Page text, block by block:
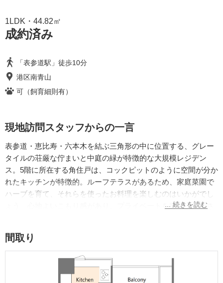
1LDK・44.82㎡
成約済み
「表参道駅」徒歩10分
港区南青山
可（飼育細則有）
現地訪問スタッフからの一言
表参道・恵比寿・六本木を結ぶ三角形の中に位置する、グレー
タイルの荘厳な佇まいと中庭の緑が特徴的な大規模レジデン
ス。5階に所在する角住戸は、コックピットのように空間が分か
れたキッチンが特徴的。ルーフテラスがあるため、家庭菜園で
ハーブを育て、それらを使ったお料理を楽しむのはいかがでし
ょう。心地よいこもり感があり、プライベートを静かに過ごさ
は上がり框がなかったりと、どこか海外を感じさせるスタイリ
ッシュな造りになっています。
間取り